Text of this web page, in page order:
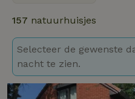
157 natuurhuisjes
Selecteer de gewenste
nacht te zien.